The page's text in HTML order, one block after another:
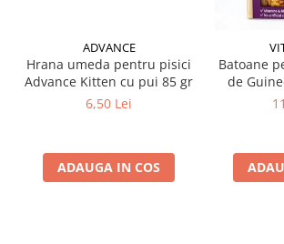
ADVANCE
Hrana umeda pentru pisici
Advance Kitten cu pui 85 gr
6,50 Lei
ADAUGA IN COS
Batoane
de